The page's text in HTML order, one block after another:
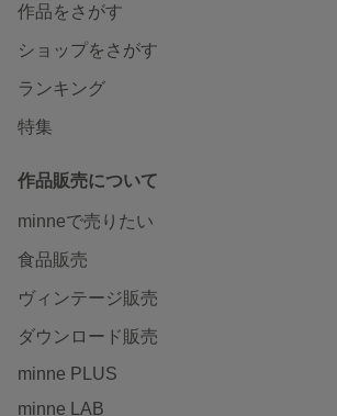
作品をさがす
ショップをさがす
ランキング
特集
作品販売について
minneで売りたい
食品販売
ヴィンテージ販売
ダウンロード販売
minne PLUS
minne LAB